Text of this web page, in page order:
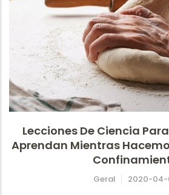
Lecciones De Ciencia
Aprendan Mientras
Geral 2020-